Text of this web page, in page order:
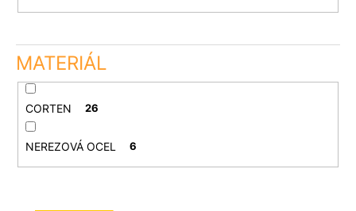
MATERIÁL
CORTEN 26
NEREZOVÁ OCEL 6